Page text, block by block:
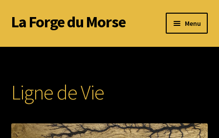
Aller
à
Aller
au
La Forge du Morse Menu
Accueil
Réalisations
Galerie
Ligne de Vie